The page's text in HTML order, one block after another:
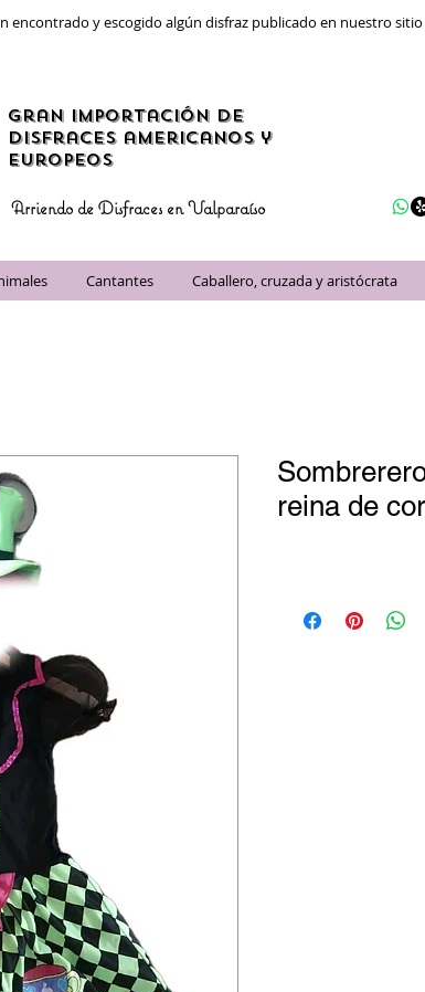
encontrado y escogido algún disfraz publicado en nuestro
gran importación de
disfraces americanos y
Europeos
Arriendo de Disfraces en Valparaíso
Cantantes Caballero, cruzada y aristócrata
reina de